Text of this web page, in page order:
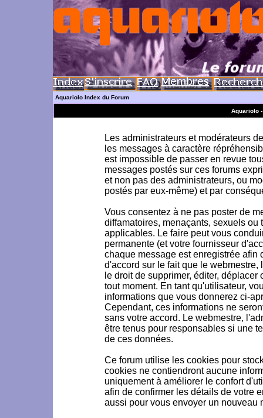
Aquariolo Index du Forum
Aquariolo
Les administrateurs et modérateurs
les messages à caractère
est impossible de passer en revue
messages postés sur ces forums
et non pas des administrateurs, ou
postés par eux-même) et par
Vous consentez à ne pas poster de
diffamatoires, menaçants, sexuels
applicables. Le faire peut vous
permanente (et votre fournisseur
chaque message est enregistrée afin
d'accord sur le fait que le
le droit de supprimer, éditer,
tout moment. En tant qu'utilisateur,
informations que vous donnerez ci-
Cependant, ces informations ne
sans votre accord. Le webmestre,
être tenus pour responsables si une
de ces données.
Ce forum utilise les cookies pour
cookies ne contiendront aucune
uniquement à améliorer le confort
afin de confirmer les détails de votre
aussi pour vous envoyer un nouveau